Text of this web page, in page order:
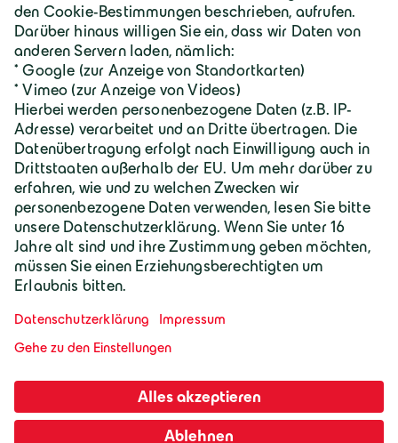
Karriere
Geiger Gruppe
Wilhelm-Geiger-Straße 1
87561 Oberstdorf
+49 8322 18 0
info@geigergruppe.de
Impressum
Darf ich mich vorstellen, ich bin der
Fragen und Anliegen.